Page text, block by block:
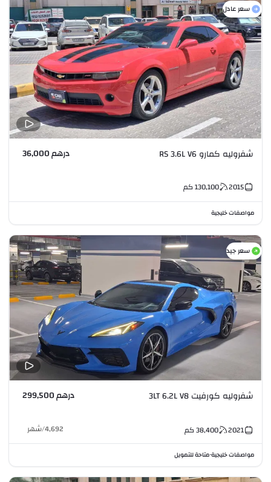
سعر عادل
شفروليه كمارو RS 3.6L V6 درهم 36,000
2015
130,100كم
مواصفات خليجية
سعر جيد
شفروليه كورفيت 3LT 6.2L V8 درهم 299,500
2021
38,400كم 4,692
/شهر
مواصفات خليجية•متاحة للتمويل